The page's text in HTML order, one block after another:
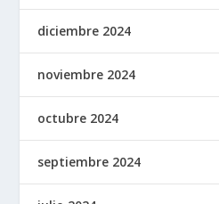
diciembre 2024
noviembre 2024
octubre 2024
septiembre 2024